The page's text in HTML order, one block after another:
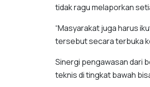
tidak ragu melaporkan
“Masyarakat juga harus
tersebut secara terbuka
Sinergi pengawasan dari
teknis di tingkat bawah